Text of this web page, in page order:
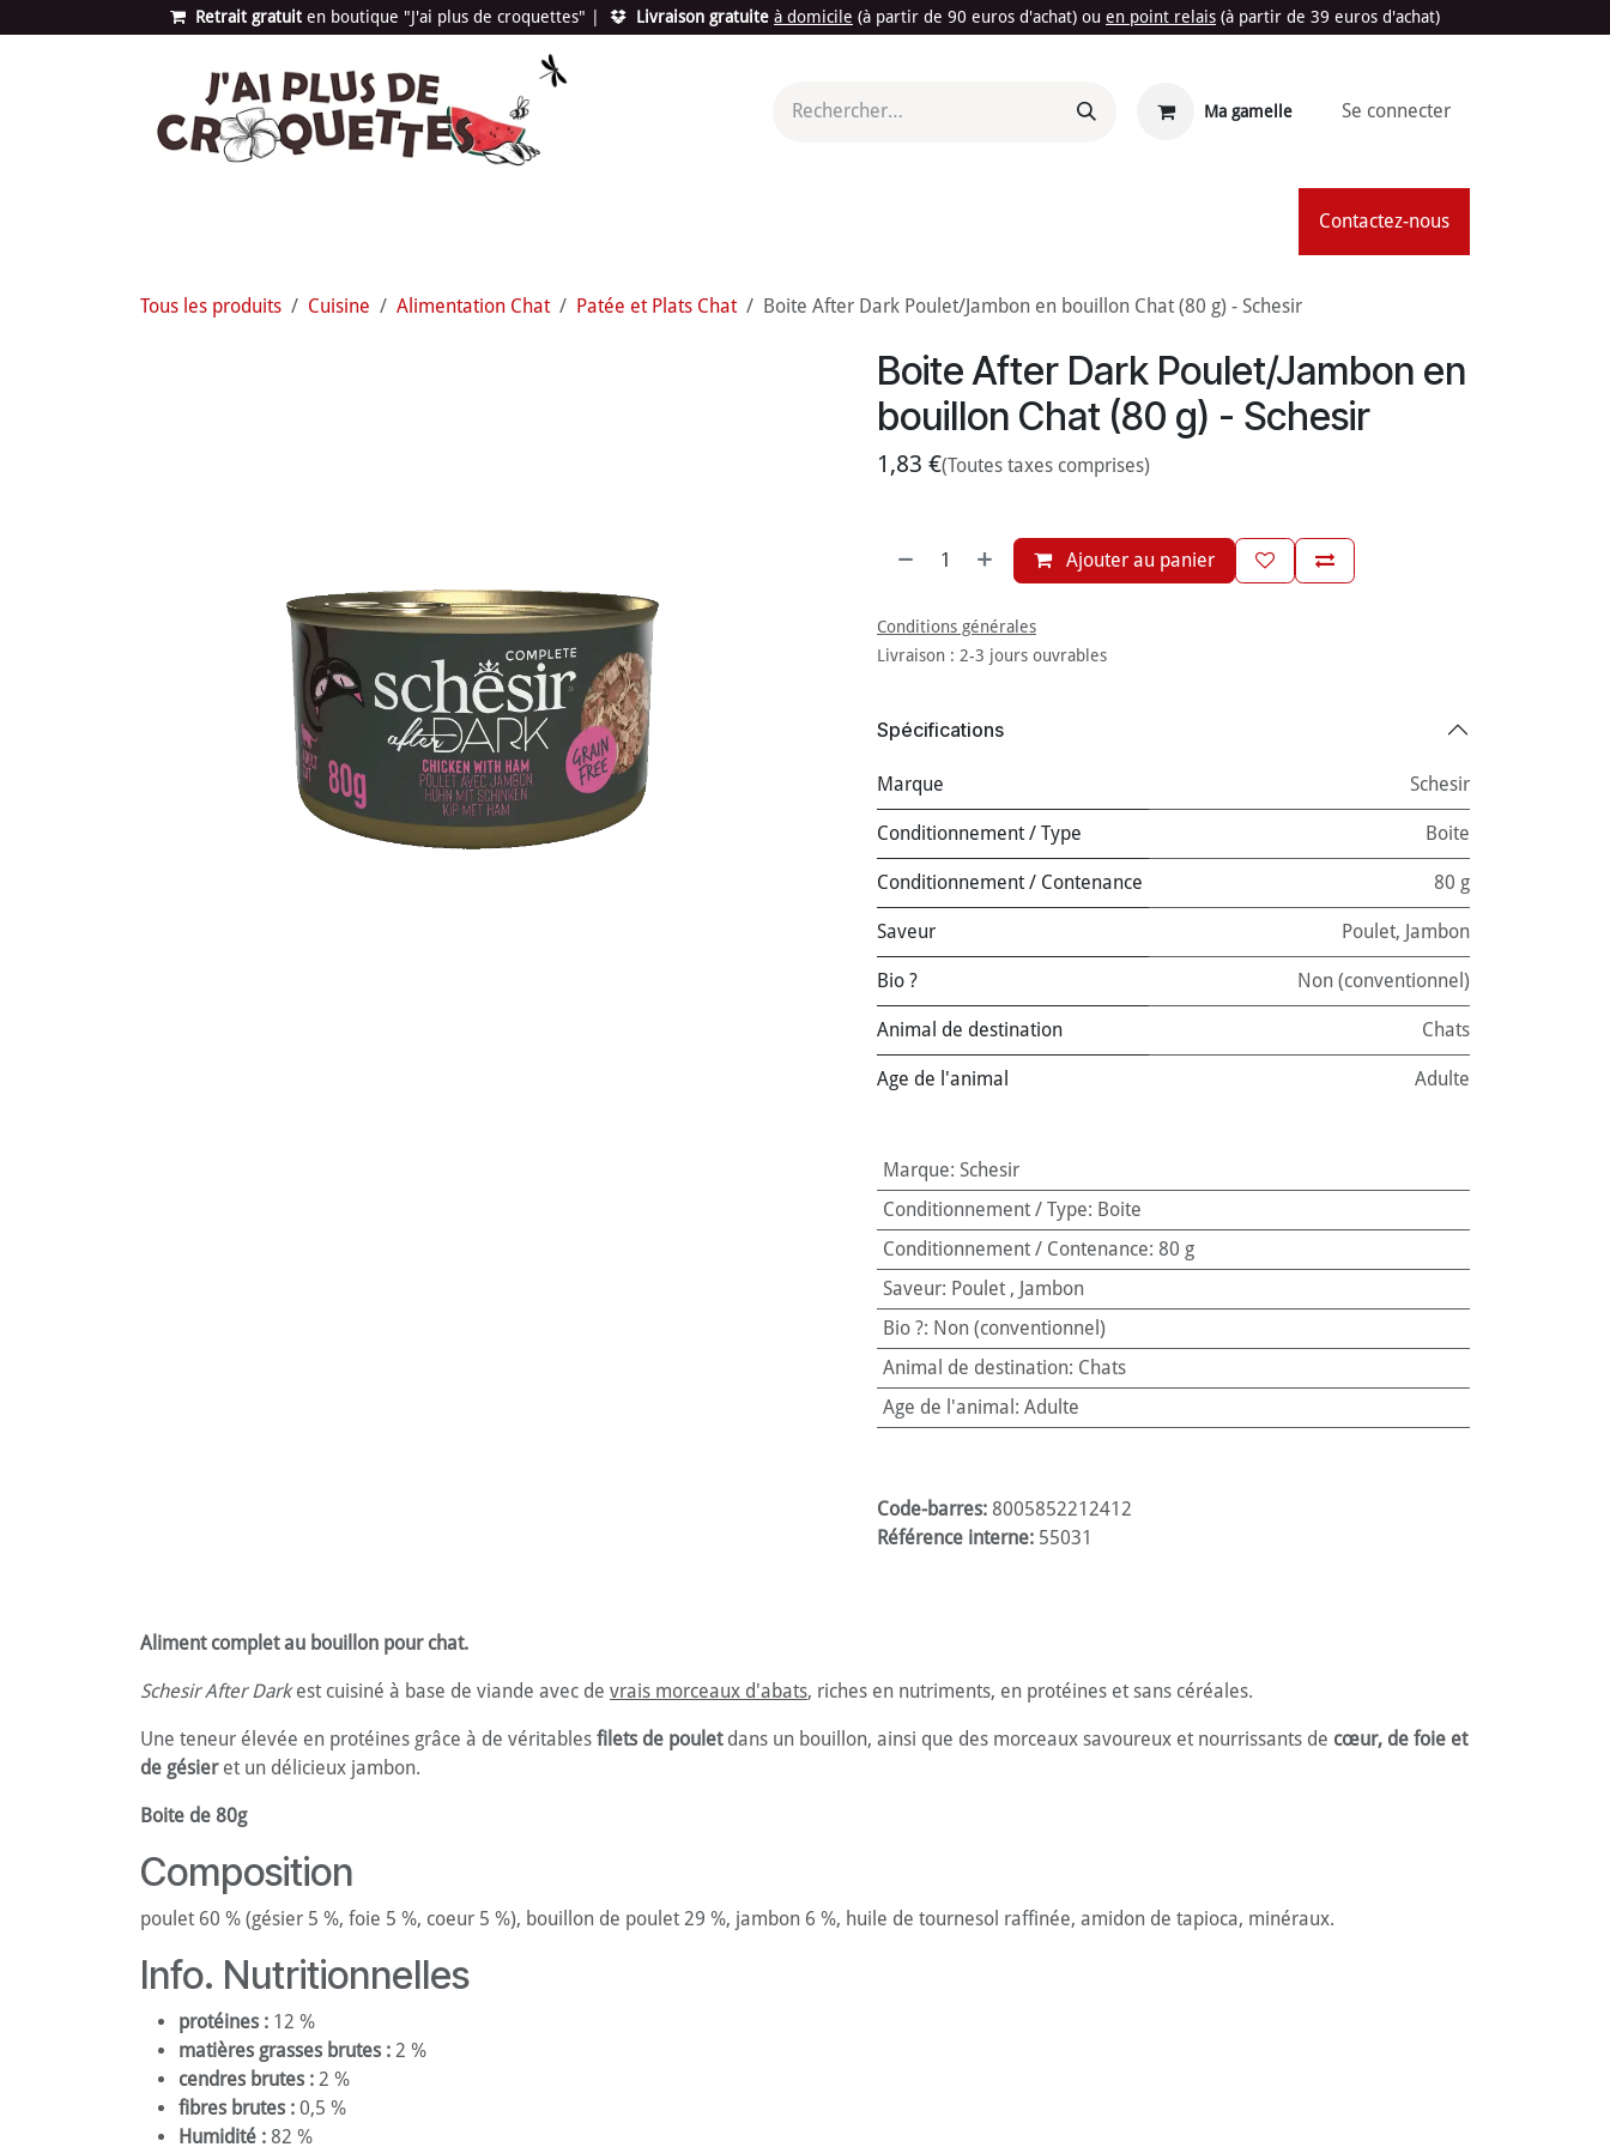
Se rendre au contenu Retrait gratuit en bou​​​​​​tique "J'ai plus de croquettes" Livraison gratuite à domicile (à partir de 90 euros d'achat) ou en point relais (à partir de 39 euros d'achat)
Ma gamelle Se connecter
Contactez-nous
Tous les produits Cuisine Alimentation Chat Patée et Plats Chat Boite After Dark Poulet/Jambon en bouillon Chat (80 g) - Schesir
Boite After Dark Poulet/Jambon en
bouillon Chat (80 g) - Schesir
1,83 €(Toutes taxes comprises)
Ajouter au panier
Conditions générales
Livraison : 2-3 jours ouvrables
Spécifications
Marque Schesir
Conditionnement / Type Boite
Conditionnement / Contenance 80 g
Saveur Poulet, Jambon
Bio ? Non (conventionnel)
Animal de destination Chats
Age de l'animal Adulte
Marque: Schesir
Conditionnement / Type: Boite
Conditionnement / Contenance: 80 g
Saveur: Poulet, Jambon
Bio ?: Non (conventionnel)
Animal de destination: Chats
Age de l'animal : Adulte
Code-barres: 8005852212412
Référence interne: 55031
Aliment complet au bouillon pour chat.
Schesir After Darkest cuisiné à base de viande avec de vrais morceaux d'abats, riches en nutriments, en protéines et sans céréales.
Une teneur élevée en protéines grâce à de véritables filets de pouletdans un bouillon, ainsi que des morceaux savoureux et nourrissants de cœur, de foie et
de gésieret un délicieux jambon.
Boite de 80g
Composition
poulet 60 % (gésier 5 %, foie 5 %, coeur 5 %), bouillon de poulet 29 %, jambon 6 %, huile de tournesol raffinée, amidon de tapioca, minéraux.
Info. Nutritionnelles
protéines : 12 %
matières grasses brutes : 2 %
cendres brutes : 2 %
fibres brutes : 0,5 %
Humidité : 82 %